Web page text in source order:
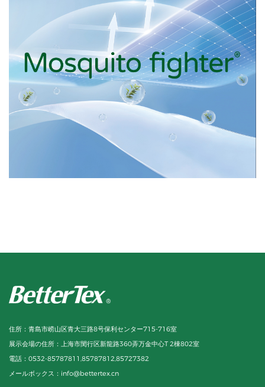
住所： 青島市崂山区青大三路8号保利センター715-716室
展示会場の住所： 上海市閔行区新龍路360弄万金中心T 2棟802室
電話： 0532-85787811,85787812,85727382
メールボックス： info@bettertex.cn